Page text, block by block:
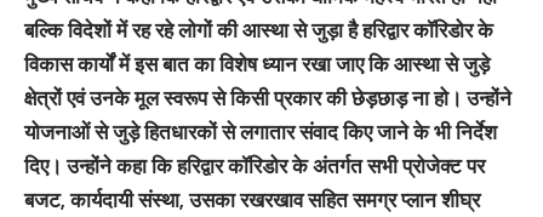
बल्कि विदेशों में रह रहे लोगों की आस्था से जुड़ा है हरिद्वार कॉरिडोर के
विकास कार्यों में इस बात का विशेष ध्यान रखा जाए कि आस्था से जुड़े
क्षेत्रों एवं उनके मूल स्वरूप से किसी प्रकार की छेड़छाड़ ना हो। उन्होंने
योजनाओं से जुड़े हितधारकों से लगातार संवाद किए जाने के भी निर्देश
दिए। उन्होंने कहा कि हरिद्वार कॉरिडोर के अंतर्गत सभी प्रोजेक्ट पर
बजट, कार्यदायी संस्था, उसका रखरखाव सहित समग्र प्लान शीघ्र